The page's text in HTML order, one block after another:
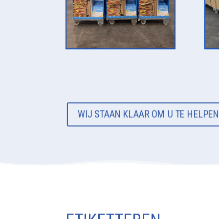
WIJ STAAN KLAAR OM U TE HELPEN